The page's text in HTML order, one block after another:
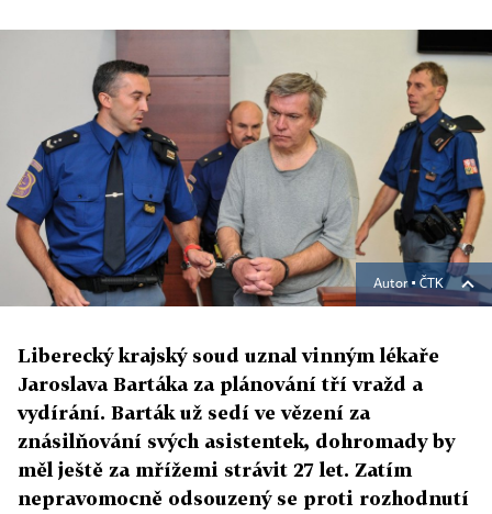
Autor ▪ ČTK
Liberecký krajský soud uznal vinným lékaře
Jaroslava Bartáka za plánování tří vražd a
vydírání. Barták už sedí ve vězení za
znásilňování svých asistentek, dohromady by
měl ještě za mřížemi strávit 27 let. Zatím
nepravomocně odsouzený se proti rozhodnutí